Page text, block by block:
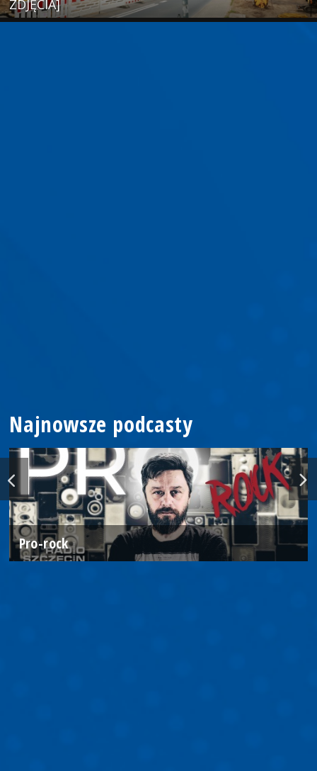
ZDJĘCIA]
Najnowsze podcasty
Pro-rock